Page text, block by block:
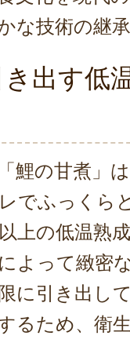
な技術の継
き出す低
鯉の甘煮」
でふっくら
上の低温熟
よって緻密
に引き出し
るため、衛